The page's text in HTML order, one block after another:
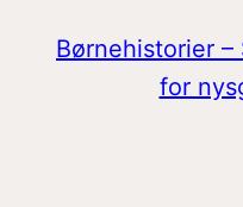
Børnehistorier
for